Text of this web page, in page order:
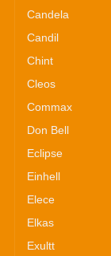
Candela
Candil
Chint
Cleos
Commax
Don Bell
Eclipse
Einhell
Elece
Elkas
Exultt